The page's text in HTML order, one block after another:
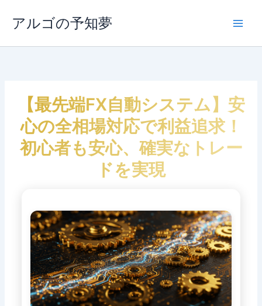
ス
アルゴの予知夢
【最先端FX自動システム】安
心の全相場対応で利益追求！
初心者も安心、確実なトレー
ドを実現